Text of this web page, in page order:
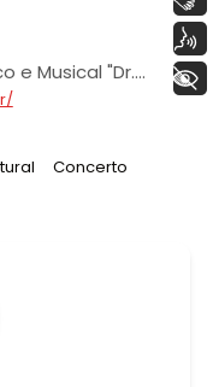
e Musical "Dr.
Tag:
Concerto